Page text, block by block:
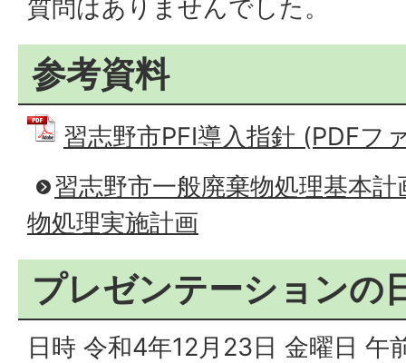
質問はありませんでした。
参考資料
習志野市PFI導入指針 (PDFフ
習志野市一般廃棄物処理基本
物処理実施計画
プレゼンテーションの
日時 令和4年12月23日 金曜日 午